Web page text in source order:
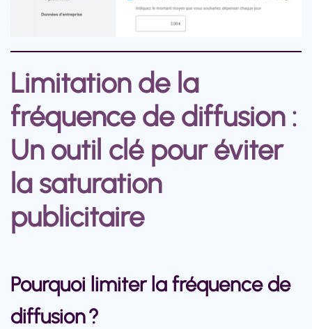
Limitation de la
fréquence de diffusion :
Un outil clé pour éviter
la saturation
publicitaire
Pourquoi limiter la fréquence de
diffusion ?